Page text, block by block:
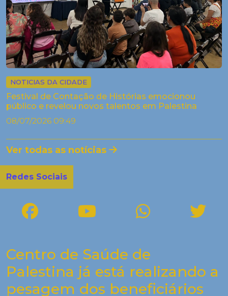
NOTICIAS DA CIDADE
Festival de Contação de Histórias emocionou
público e revelou novos talentos em Palestina
08/07/2026 09:49
Ver todas as notícias
Redes Sociais
Centro de Saúde de
Palestina já está realizando a
pesagem dos beneficiários